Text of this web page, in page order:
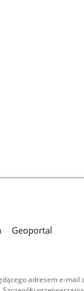
Geoportal
adresem e-